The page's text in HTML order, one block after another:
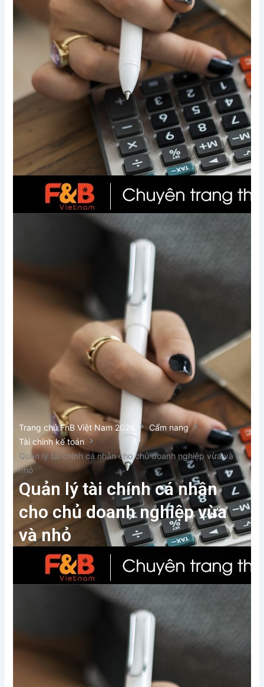
Xem thêm
Trang chủ FnB Việt Nam 2024
Cẩm nang
Tài chính kế toán
Quản lý tài chính cá nhân cho chủ doanh nghiệp vừa và
nhỏ
Quản lý tài chính cá nhân
cho chủ doanh nghiệp vừa
và nhỏ